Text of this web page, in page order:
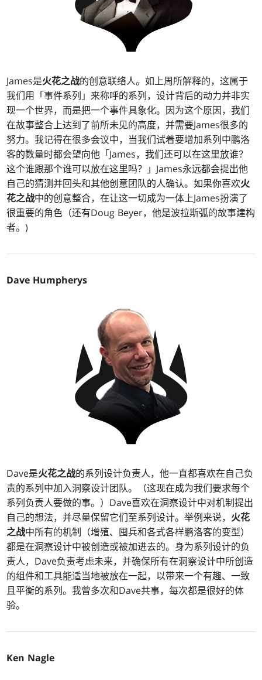
James是火花之战的创意联络人。如上周所解释的，这属于
我们用「事件系列」来称呼的系列，设计背后的动力并非实
现一个世界，而是把一个事件具象化。因为这个原因，我们
在故事整合上达到了前所未见的高度，并需要James很多的
努力。我记得在很多会议中，当我们试着要增加系列中鹏洛
客的数量时都会望向他「James，我们还可以在这里放谁？
这个谁跟那个谁可以放在这里吗？」James永远都会提出他
自己的猜测并回头和其他创意团队的人确认。如果你喜欢火
花之战中的创意整合，在让这一切成为一体上James扮演了
很重要的角色（还有Doug Beyer，他是波拉斯弧的故事建构
者。)
Dave Humpherys
Dave是火花之战的系列设计负责人，他一直都喜欢在自己负
责的系列中加入洞察设计团队。（这现在成为我们要求每个
系列负责人要做的事。）Dave喜欢在洞察设计中对机制提出
自己的想法，并尽量保留它们至系列设计。举例来说， 火花
之战中所有的机制（增殖、囤兵和各式各样鹏洛客的变型）
都是在洞察设计中被创造或被加进去的。身为系列设计的负
责人，Dave负责考虑未来，并确保所有在洞察设计中所创造
的组件和工具能适当地被放在一起，以带来一个有趣、一致
且平衡的系列。我曾多次和Dave共事，每次都是很好的体
验。
Ken Nagle